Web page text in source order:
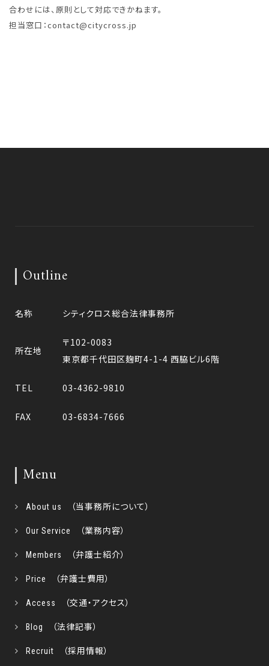
合わせには、原則として対応できかねます。
担当窓口：contact@citycross.jp
Outline
名称 シティクロス総合法律事務所
所在地
〒102-0083
東京都千代田区麹町4-1-4 西脇ビル6階
TEL 03-4362-9810
FAX 03-6834-7666
Menu
About us （当事務所について）
Our Service （業務内容）
Members （弁護士紹介）
Price （弁護士費用）
Access （交通・アクセス）
Blog （法律記事）
Recruit （採用情報）